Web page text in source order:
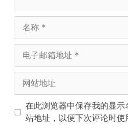
邮
址
址
在此浏览器中保存我的显示
站地址，以便下次评论时使